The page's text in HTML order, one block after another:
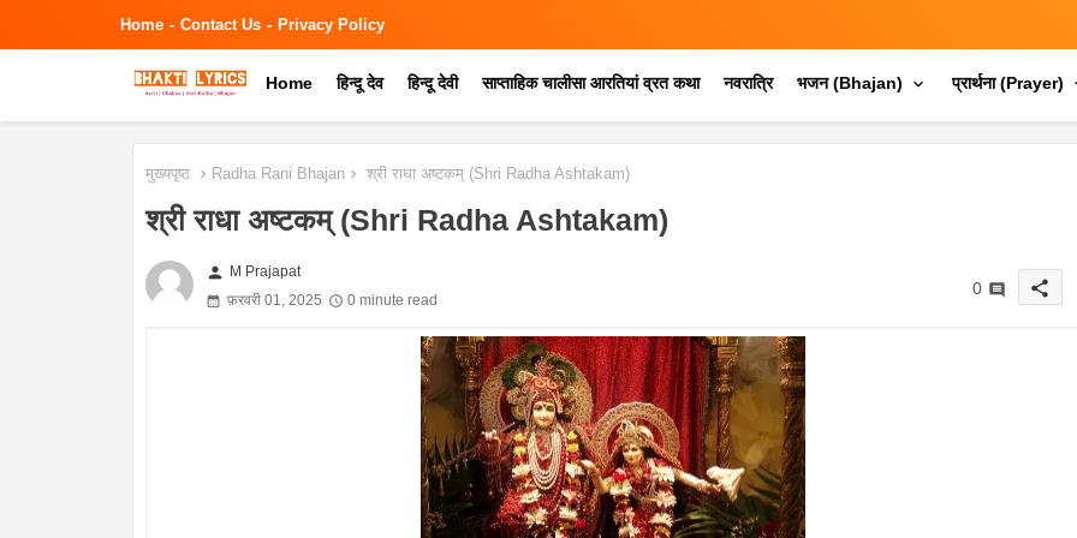
Home Contact Us Privacy Policy
Home हिन्दू देव हिन्दू देवी साप्ताहिक चालीसा आरतियां व्रत कथा नवरात्रि भजन (Bhajan) प्रार्थना (Prayer)
मुख्यपृष्ठ Radha Rani Bhajan श्री राधा अष्टकम् (Shri Radha Ashtakam)
श्री राधा अष्टकम् (Shri Radha Ashtakam)
person M Prajapat
फ़रवरी 01, 2025
0 minute read
0 share